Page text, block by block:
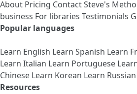
About Pricing ContactSteve's
business For libraries Testimonials
Popular languages
Learn English Learn Spanish Learn
Learn Italian Learn Portuguese
Chinese Learn Korean Learn Russian
Resources